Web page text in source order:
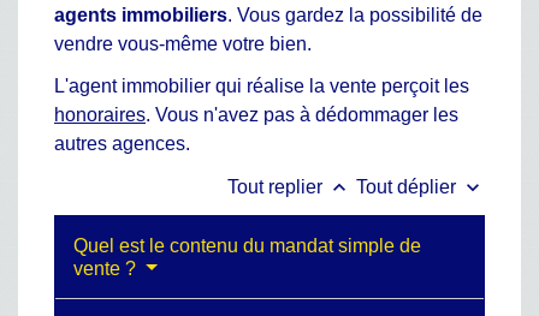
agents immobiliers. Vous gardez la possibilité de
vendre vous-même votre bien.
L'agent immobilier qui réalise la vente perçoit les
honoraires. Vous n'avez pas à dédommager les
autres agences.
Tout replier keyboard_arrow_up Tout déplier keyboard_arrow_down
Quel est le contenu du mandat simple de
vente ?